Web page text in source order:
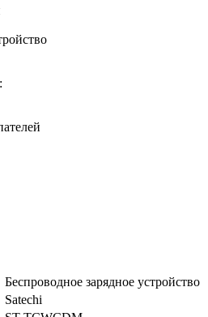
Беспроводное зарядное устройство
Satechi